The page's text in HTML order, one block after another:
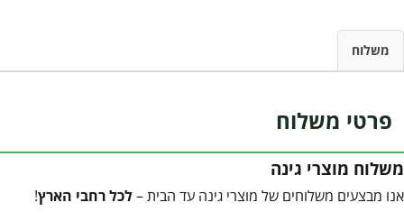
משלוח
פרטי משלוח
משלוח מוצרי גינה
אנו מבצעים משלוחים של מוצרי גינה עד הבית –לכל רחבי הארץ!